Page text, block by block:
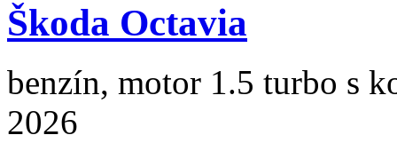
Škoda Octavia
benzín, motor 1.5 turbo s
2026